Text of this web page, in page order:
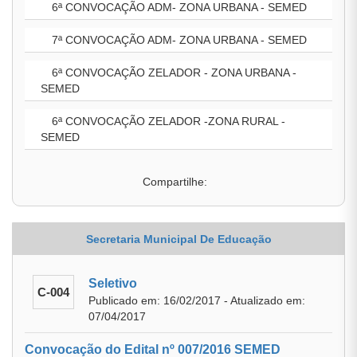
6ª CONVOCAÇÃO ADM- ZONA URBANA - SEMED
7ª CONVOCAÇÃO ADM- ZONA URBANA - SEMED
6ª CONVOCAÇÃO ZELADOR - ZONA URBANA -
SEMED
6ª CONVOCAÇÃO ZELADOR -ZONA RURAL -
SEMED
Compartilhe:
Secretaria Municipal De Educação
C-004
Seletivo
Publicado em: 16/02/2017 - Atualizado em:
07/04/2017
Convocação do Edital nº 007/2016 SEMED